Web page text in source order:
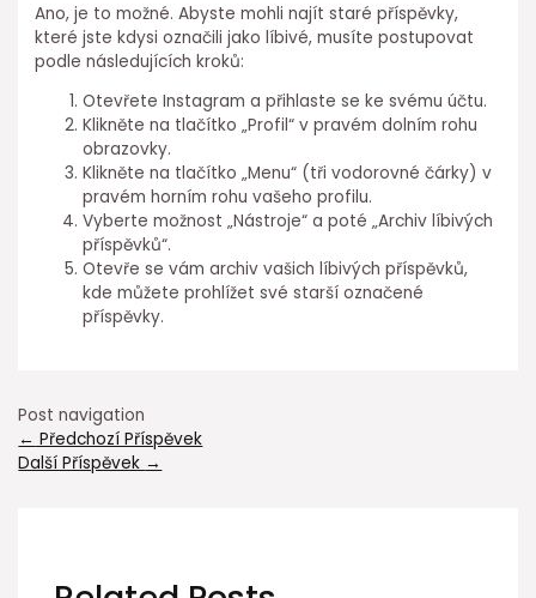
Ano, je to možné. Abyste mohli najít staré příspěvky,
které jste kdysi označili jako líbivé, musíte postupovat
podle následujících kroků:
Otevřete Instagram a přihlaste se ke svému účtu.
Klikněte na tlačítko „Profil“ v pravém dolním rohu
obrazovky.
Klikněte na tlačítko „Menu“ (tři vodorovné čárky) v
pravém horním rohu vašeho profilu.
Vyberte možnost „Nástroje“ a poté „Archiv líbivých
příspěvků“.
Otevře se vám archiv vašich líbivých příspěvků,
kde můžete prohlížet své starší označené
příspěvky.
Post navigation
← Předchozí Příspěvek
Další Příspěvek →